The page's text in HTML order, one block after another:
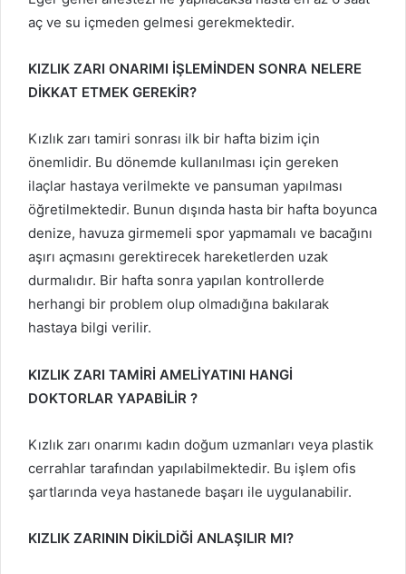
aç ve su içmeden gelmesi gerekmektedir.
KIZLIK ZARI ONARIMI İŞLEMİNDEN SONRA NELERE
DİKKAT ETMEK GEREKİR?
Kızlık zarı tamiri sonrası ilk bir hafta bizim için
önemlidir. Bu dönemde kullanılması için gereken
ilaçlar hastaya verilmekte ve pansuman yapılması
öğretilmektedir. Bunun dışında hasta bir hafta boyunca
denize, havuza girmemeli spor yapmamalı ve bacağını
aşırı açmasını gerektirecek hareketlerden uzak
durmalıdır. Bir hafta sonra yapılan kontrollerde
herhangi bir problem olup olmadığına bakılarak
hastaya bilgi verilir.
KIZLIK ZARI TAMİRİ AMELİYATINI HANGİ
DOKTORLAR YAPABİLİR ?
Kızlık zarı onarımı kadın doğum uzmanları veya plastik
cerrahlar tarafından yapılabilmektedir. Bu işlem ofis
şartlarında veya hastanede başarı ile uygulanabilir.
KIZLIK ZARININ DİKİLDİĞİ ANLAŞILIR MI?